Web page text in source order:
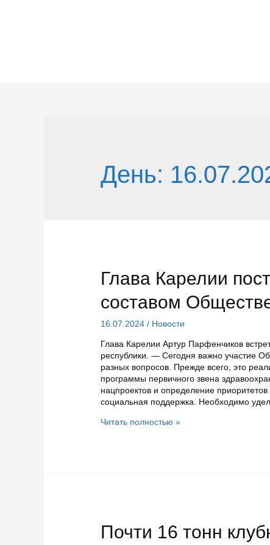
День:
Глава Карелии
составом
16.07.2024 / Новости
Глава Карелии Артур Парфенчиков
республики. — Сегодня важно участие
разных вопросов. Прежде всего, это
программы первичного звена
нацпроектов и определение
социальная поддержка. Необходимо
Глава
республики
Читать полностью »
Почти 16 тонн